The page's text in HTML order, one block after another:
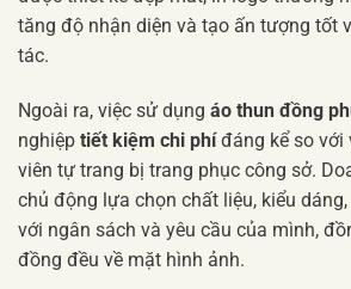
tăng độ nhận diện và tạo ấn tượng tốt
tác.
Ngoài ra, việc sử dụng áo thun đồng
nghiệp tiết kiệm chi phíđáng kể so với
viên tự trang bị trang phục công sở.
chủ động lựa chọn chất liệu, kiểu
với ngân sách và yêu cầu của mình,
đồng đều về mặt hình ảnh.